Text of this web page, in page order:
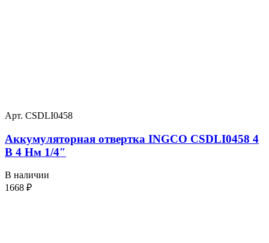
Арт. CSDLI0458
Аккумуляторная отвертка INGCO CSDLI0458 4
В 4 Нм 1/4″
В наличии
1668 ₽